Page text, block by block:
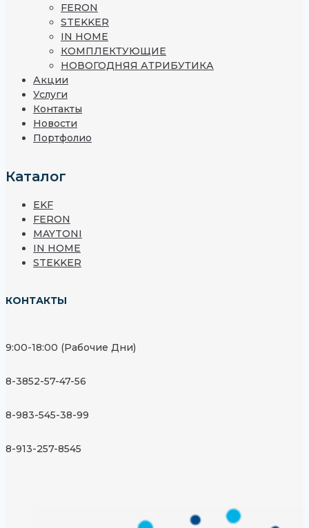
FERON
STEKKER
IN HOME
КОМПЛЕКТУЮЩИЕ
НОВОГОДНЯЯ АТРИБУТИКА
Акции
Услуги
Контакты
Новости
Портфолио
Каталог
EKF
FERON
MAYTONI
IN HOME
STEKKER
КОНТАКТЫ
9:00-18:00 (Рабочие Дни)
8-3852-57-47-56
8-983-545-38-99
8-913-257-8545